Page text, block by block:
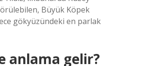
Büyük Köpek
gökyüzündeki en parlak
anlama gelir?